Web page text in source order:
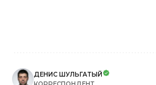
ДЕНИС ШУЛЬГАТЫЙ